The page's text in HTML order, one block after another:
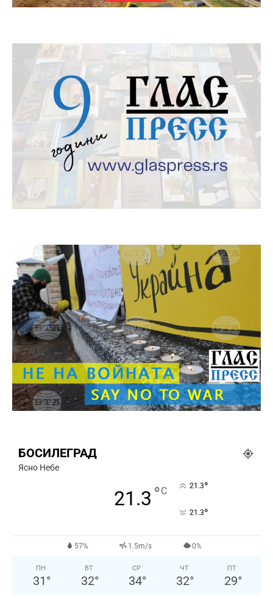
БОСИЛЕГРАД
Ясно Небе
21.3 °C 21.3°
21.3°
57% 1.5m/s 0%
ПН
31 °
ВТ
32°
СР
34°
ЧТ
32°
ПТ
29°